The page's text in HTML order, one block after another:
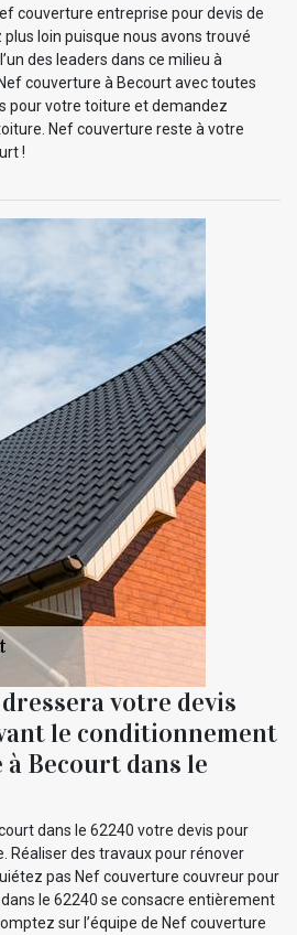
couverture entreprise pour devis de
loin puisque nous avons trouvé
des leaders dans ce milieu à
couverture à Becourt avec toutes
pour votre toiture et demandez
Nef couverture reste à votre
!
votre devis
le conditionnement
Becourt dans le
dans le 62240 votre devis pour
Réaliser des travaux pour rénover
pas Nef couverture couvreur pour
le 62240 se consacre entièrement
sur l’équipe de Nef couverture